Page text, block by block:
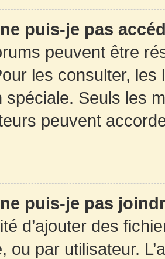
puis-je pas
peuvent être
les consulter,
spéciale. Seuls les
peuvent
puis-je pas
d’ajouter des
ou par utilisateur.